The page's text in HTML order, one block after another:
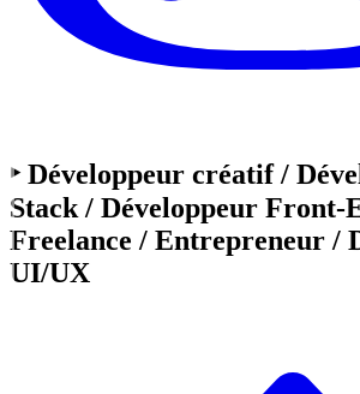
‣ Développeur créatif /
Stack / Développeur Front-
Freelance / Entrepreneur /
UI/UX